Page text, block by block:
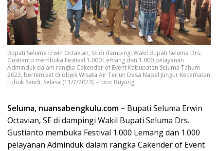
Bupati Seluma Erwin Octavian, SE di dampingi Wakil Bupati Seluma Drs.
Gustianto membuka Festival 1.000 Lemang dan 1.000 pelayanan
Adminduk dalam rangka Cakender of Event Kabupaten Seluma Tahum
2023, bertempat di objek Wisata Air Terjun Desa Napal Jungur Kecamatan
Lubuk Sandi, Selasa (11/7/2023). -Foto: Buyung
Seluma, nuansabengkulu.com – Bupati Seluma Erwin
Octavian, SE di dampingi Wakil Bupati Seluma Drs.
Gustianto membuka Festival 1.000 Lemang dan 1.000
pelayanan Adminduk dalam rangka Cakender of Event